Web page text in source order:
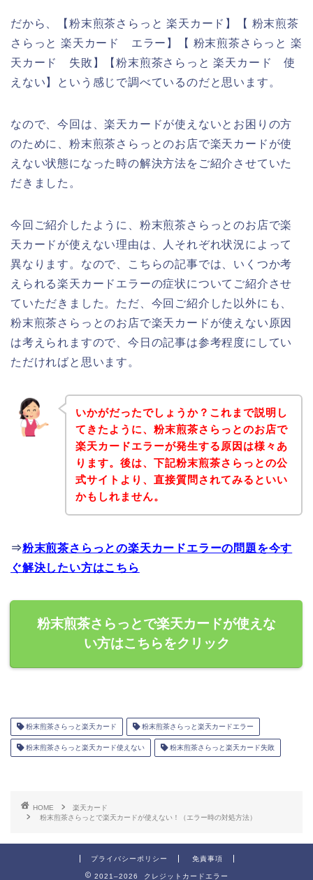
だから、【粉末煎茶さらっと 楽天カード】【 粉末煎茶
さらっと 楽天カード エラー】【 粉末煎茶さらっと 楽
天カード 失敗】【粉末煎茶さらっと 楽天カード 使
えない】という感じで調べているのだと思います。
なので、今回は、楽天カードが使えないとお困りの方
のために、粉末煎茶さらっとのお店で楽天カードが使
えない状態になった時の解決方法をご紹介させていた
だきました。
今回ご紹介したように、粉末煎茶さらっとのお店で楽
天カードが使えない理由は、人それぞれ状況によって
異なります。なので、こちらの記事では、いくつか考
えられる楽天カードエラーの症状についてご紹介させ
ていただきました。ただ、今回ご紹介した以外にも、
粉末煎茶さらっとのお店で楽天カードが使えない原因
は考えられますので、今日の記事は参考程度にしてい
ただければと思います。
いかがだったでしょうか？これまで説明し
てきたように、粉末煎茶さらっとのお店で
楽天カードエラーが発生する原因は様々あ
ります。後は、下記粉末煎茶さらっとの公
式サイトより、直接質問されてみるといい
かもしれません。
⇒粉末煎茶さらっとの楽天カードエラーの問題を今す
ぐ解決したい方はこちら
粉末煎茶さらっとで楽天カードが使えな
い方はこちらをクリック
粉末煎茶さらっと楽天カード 粉末煎茶さらっと楽天カードエラー
粉末煎茶さらっと楽天カード使えない 粉末煎茶さらっと楽天カード失敗
HOME
楽天カード
粉末煎茶さらっとで楽天カードが使えない！（エラー時の対処方法）
プライバシーポリシー 免責事項
2021–2026 クレジットカードエラー